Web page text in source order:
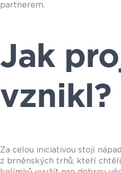
partnerem.
Jak
vznikl?
Za celou iniciativou stojí
z brněnských trhů, kteří